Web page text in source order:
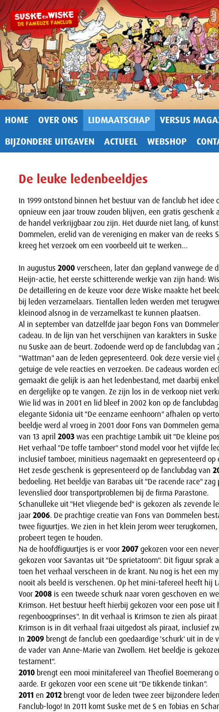
HOME OVER ONS LIDMAATSCHAP
VERSUS
BIJZONDERE UITGAVEN
ACTUEEL WEBSHOP
De leuke ledenbeeldjes
In 1999 ontstond binnen het bestuur van de fanclub het idee
opnieuw een jaar trouw zouden blijven, een gratis geschenk
de handel verkrijgbaar zou zijn. Het duurde niet lang, of
Dommelen, erelid van de vereniging en maker van de reeks
kreeg het verzoek om een voorbeeld uit te werken...
In augustus 2000verscheen, later dan gepland vanwege de
Heijn-actie, het eerste schitterende werkje van zijn hand:
De detaillering en de keuze voor deze Wiske maakte het
bij leden verzamelaars. Tientallen leden werden met
kleinood alsnog in de verzamelkast te kunnen plaatsen.
Al in september van datzelfde jaar begon Fons van
cadeau. In de lijn van het verschijnen van karakters in
nu Suske aan de beurt. Zodoende werd op de fanclubdag
"Wattman" aan de leden gepresenteerd. Ook deze versie viel
getuige de vele reacties en verzoeken. De cadeaus worden
gemaakt die gelijk is aan het ledenbestand, met daarbij
en dergelijke op te vangen. Ze zijn los in de verkoop niet
Wie lid was in 2001 en lid bleef in 2002 kon op de
elegante Sidonia uit "De eenzame eenhoorn" afhalen op
beeldje werd al vroeg in 2001 door Fons van Dommelen
van 13 april 2003was een prachtige Lambik uit "De kleine
Het verhaal "De toffe tamboer" stond model voor het vijfde
inclusief tamboer, minitieus nagemaakt en gepresenteerd
Het zesde geschenk is gepresenteerd op de fanclubdag van
bedoeling. Het beeldje van Barabas uit "De racende race"
levenslied door transportproblemen bij de firma Parastone.
Schanulleke uit "Het vliegende bed" is gekozen als zevende
jaar2006. De prachtige creatie van Fons van Dommelen
twee figuurtjes. We zien in het klein Jerom weer
probeert tegen te houden.
Na de hoofdfiguurtjes is er voor2007gekozen voor een
gekozen voor Savantas uit "De sprietatoom". Dit figuur sprak
toen het verhaal verscheen in de krant. Nu nog is het een
nooit als beeld is verschenen. Op het mini-tafereel heeft hij
Voor2008is een tweede schurk naar voren geschoven en
Krimson. Het bestuur heeft hierbij gekozen voor een pose uit
regenboogprinses". In dit verhaal is Krimson te zien als
Krimson is in dit verhaal fraai uitgedost als piraat, inclusief
In 2009brengt de fanclub een goedaardige 'schurk' uit in de
de vader van Anne-Marie van Zwollem. Het beeldje is
testament".
2010brengt een mooi minitafereel van Theofiel Boemerang
aarde. Er gekozen voor een scene uit "De tikkende tinkan".
2011 en 2012brengt voor de leden twee zeer bijzondere
Fanclub-logo! In 2011 komt Suske met de S en Tobias en